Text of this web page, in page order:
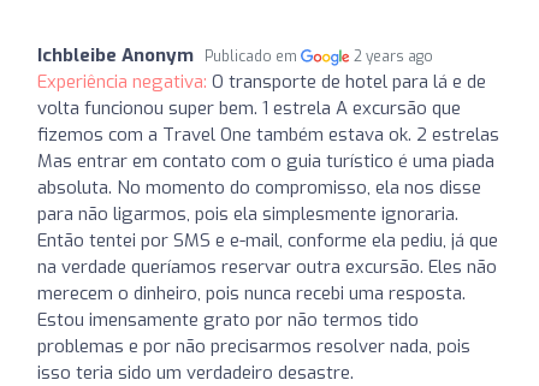
Ichbleibe Anonym Publicado em 2 years ago
Experiência negativa: O transporte de hotel para lá e de
volta funcionou super bem. 1 estrela A excursão que
fizemos com a Travel One também estava ok. 2 estrelas
Mas entrar em contato com o guia turístico é uma piada
absoluta. No momento do compromisso, ela nos disse
para não ligarmos, pois ela simplesmente ignoraria.
Então tentei por SMS e e-mail, conforme ela pediu, já que
na verdade queríamos reservar outra excursão. Eles não
merecem o dinheiro, pois nunca recebi uma resposta.
Estou imensamente grato por não termos tido
problemas e por não precisarmos resolver nada, pois
isso teria sido um verdadeiro desastre.